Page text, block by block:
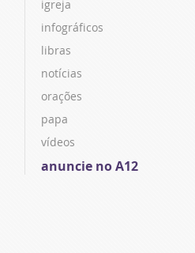
igreja
infográficos
libras
notícias
orações
papa
vídeos
anuncie no A12